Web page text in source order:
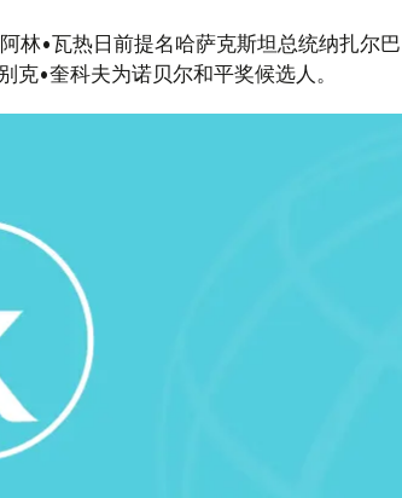
林•瓦热日前提名哈萨克斯坦总统纳扎尔巴
•奎科夫为诺贝尔和平奖候选人。